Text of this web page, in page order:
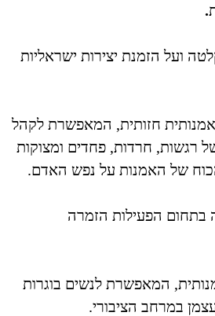
.
ועל הזמנת יצירות ישראליות
חזותית, המאפשרת לקהל
רגשות, חרדות, פחדים ומצוקות
של האמנות על נפש האדם.
בתחום הפעילות הזמרה
המאפשרת לנשים בוגרות
במרחב הציבורי.